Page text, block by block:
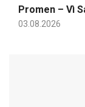
Promen – Vì
03.08.2026